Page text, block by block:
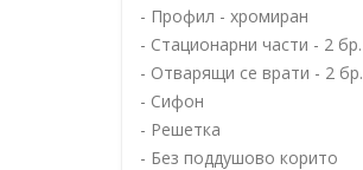
- Профил - хромиран
- Стационарни части - 2 бр.
- Отварящи се врати - 2 бр.
- Сифон
- Решетка
- Без поддушово корито